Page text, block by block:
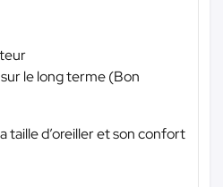
le long terme (Bon
taille d’oreiller et son confort